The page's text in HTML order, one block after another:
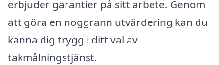
erbjuder garantier på sitt arbete. Genom
att göra en noggrann utvärdering kan du
känna dig trygg i ditt val av
takmålningstjänst.